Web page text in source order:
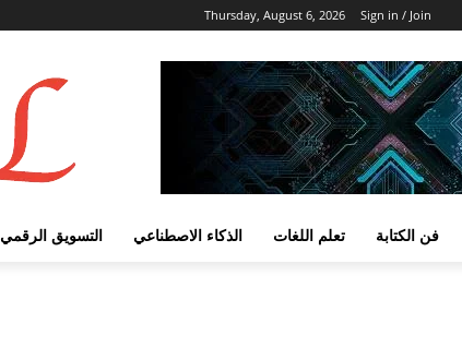
Thursday, August 6, 2026 Sign in / Join
التسويق الرقمي الذكاء الاصطناعي تعلم اللغات فن الكتابة